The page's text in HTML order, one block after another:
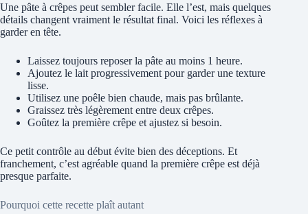
Une pâte à crêpes peut sembler facile. Elle l’est, mais quelques
détails changent vraiment le résultat final. Voici les réflexes à
garder en tête.
Laissez toujours reposer la pâte au moins 1 heure.
Ajoutez le lait progressivement pour garder une texture
lisse.
Utilisez une poêle bien chaude, mais pas brûlante.
Graissez très légèrement entre deux crêpes.
Goûtez la première crêpe et ajustez si besoin.
Ce petit contrôle au début évite bien des déceptions. Et
franchement, c’est agréable quand la première crêpe est déjà
presque parfaite.
Pourquoi cette recette plaît autant